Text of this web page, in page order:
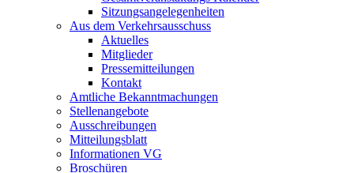
Sitzungsangelegenheiten
Aus dem Verkehrsausschuss
Aktuelles
Mitglieder
Pressemitteilungen
Kontakt
Amtliche Bekanntmachungen
Stellenangebote
Ausschreibungen
Mitteilungsblatt
Informationen VG
Broschüren